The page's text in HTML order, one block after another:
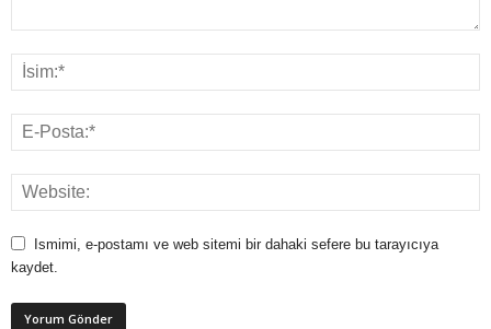
Ismimi, e-postamı ve web sitemi bir dahaki sefere bu tarayıcıya
kaydet.